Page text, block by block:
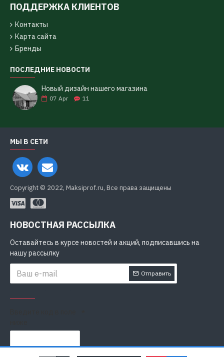
ПОДДЕРЖКА КЛИЕНТОВ
Контакты
Карта сайта
Бренды
ПОСЛЕДНИЕ НОВОСТИ
Новый дизайн нашего магазина
07 Apr 11
МЫ В СЕТИ
Copyright © 2022, Maksiprof.ru, Все права защищены
НОВОСТНАЯ РАССЫЛКА
Оставайтесь в курсе новостей и акций, подписавшись на
нашу рассылку
Отправить